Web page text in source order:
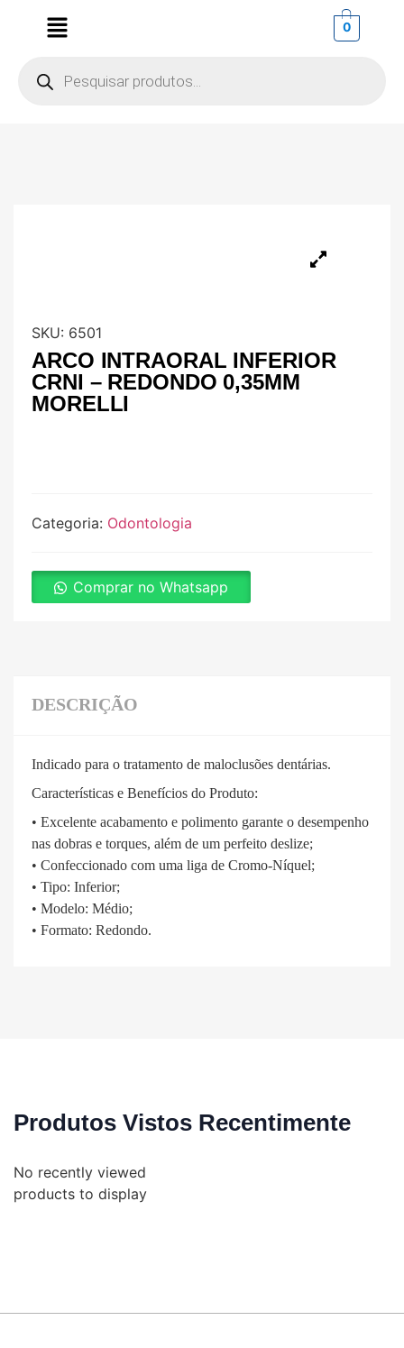
0
SKU: 6501
ARCO INTRAORAL INFERIOR
CRNI – REDONDO 0,35MM
MORELLI
Categoria: Odontologia
Comprar no Whatsapp
DESCRIÇÃO
Indicado para o tratamento de maloclusões dentárias.
Características e Benefícios do Produto:
• Excelente acabamento e polimento garante o desempenho
nas dobras e torques, além de um perfeito deslize;
• Confeccionado com uma liga de Cromo-Níquel;
• Tipo: Inferior;
• Modelo: Médio;
• Formato: Redondo.
Produtos Vistos Recentimente
No recently viewed
products to display